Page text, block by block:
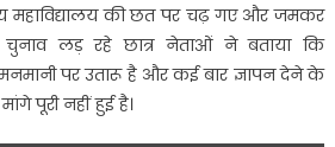
अपनी
विभिन्न
मांगों
महाविद्यालय की छत पर चढ़ गए और जमकर
चुनाव लड़ रहे छात्र नेताओं ने बताया कि
मनमानी पर उतारू है और कई बार ज्ञापन देने के
पूरी नहीं हुई है।